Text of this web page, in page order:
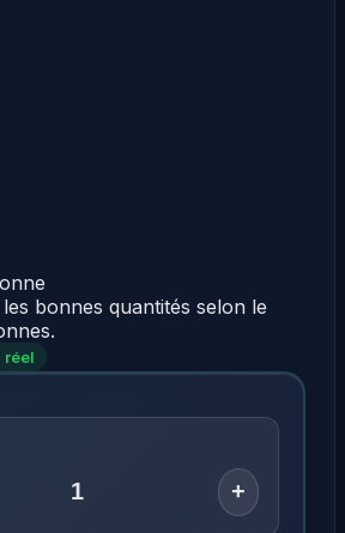
bonnes quantités selon le
réel
+